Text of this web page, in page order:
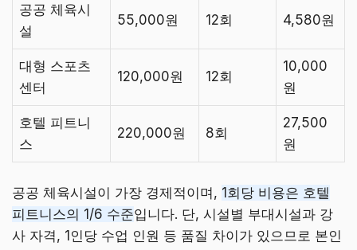
공공 체육시
설
55,000원 12회 4,580원
대형 스포츠
센터
120,000원 12회
10,000
원
호텔 피트니
스
220,000원 8회
27,500
원
공공 체육시설이 가장 경제적이며, 1회당 비용은 호텔
피트니스의 1/6 수준입니다. 단, 시설별 부대시설과 강
사 자격, 1인당 수업 인원 등 품질 차이가 있으므로 본인